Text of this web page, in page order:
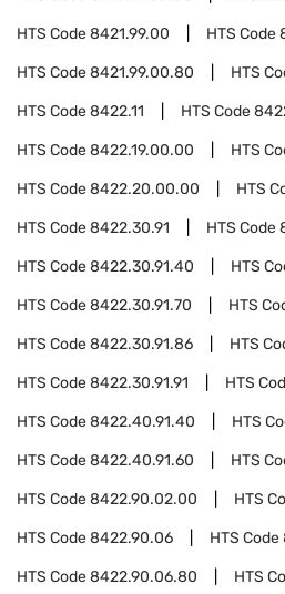
HTS Code8421.99.00 HTS Code
HTS Code8421.99.00.80 HTS
HTS Code8422.11 HTS Code
HTS Code8422.19.00.00 HTS
HTS Code8422.20.00.00 HTS
HTS Code8422.30.91 HTS Code
HTS Code8422.30.91.40 HTS
HTS Code8422.30.91.70 HTS
HTS Code8422.30.91.86 HTS
HTS Code8422.30.91.91 HTS
HTS Code8422.40.91.40 HTS
HTS Code8422.40.91.60 HTS
HTS Code8422.90.02.00 HTS
HTS Code8422.90.06 HTS Code
HTS Code8422.90.06.80 HTS